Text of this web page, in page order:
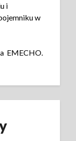
i
w
EMECHO.